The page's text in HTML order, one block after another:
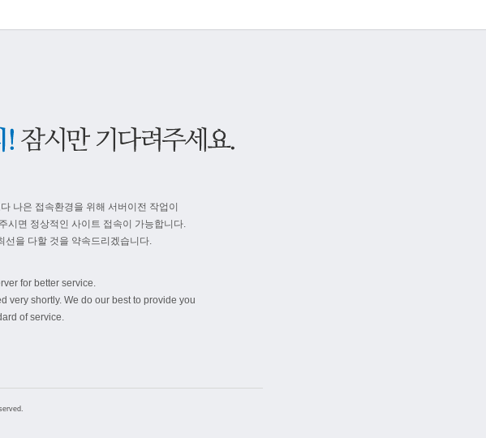
나은 접속환경을 위해 서버이전 작업이
시면 정상적인 사이트 접속이 가능합니다.
선을 다할 것을 약속드리겠습니다.
for better service.
very shortly. We do our best to provide you
of service.